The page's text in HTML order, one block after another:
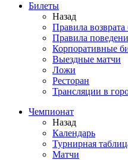
Билеты
Назад
Правила возврата
Правила
Корпоративные
Выездные матчи
Ложи
Ресторан
Трансляции в
Чемпионат
Назад
Календарь
Турнирная
Матчи